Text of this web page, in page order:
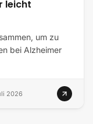
leicht
um zu
bei Alzheimer
2026